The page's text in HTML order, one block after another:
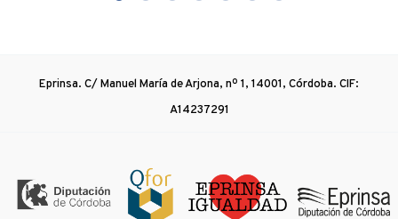
Eprinsa. C/ Manuel María de Arjona, nº 1, 14001, Córdoba. CIF:
A14237291